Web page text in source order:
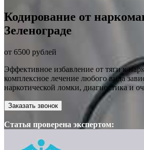
Кодирование от
Зеленограде
от 6500 рублей
Эффективное избавление от тяги к
комплексное лечение любого вида
наркотической ломки, диагностика и
Заказать звонок
Статья проверена экспертом: